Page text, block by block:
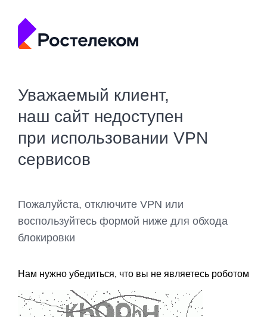
Уважаемый клиент,
наш сайт недоступен
при использовании VPN
сервисов
Пожалуйста, отключите VPN или
воспользуйтесь формой ниже для обхода
блокировки
Нам нужно убедиться, что вы не являетесь роботом